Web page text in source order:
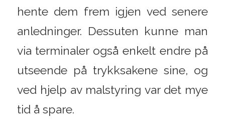
hente dem frem igjen ved senere
anledninger. Dessuten kunne man
via terminaler også enkelt endre på
utseende på trykksakene sine, og
ved hjelp av malstyring var det mye
tid å spare.